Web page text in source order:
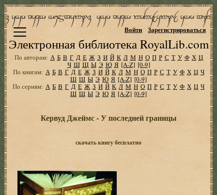
Электронная библиотека RoyalLib.com
Войти Зарегистрироваться
По авторам: А Б В Г Д Е Ж З И Й К Л М Н О П Р С Т У Ф Х Ц
Ч Ш Щ Ы Э Ю Я [A-Z] [0-9]
По книгам: А Б В Г Д Е Ж З И Й К Л М Н О П Р С Т У Ф Х Ц Ч
Ш Щ Ы Э Ю Я [A-Z] [0-9]
По сериям: А Б В Г Д Е Ж З И Й К Л М Н О П Р С Т У Ф Х Ц Ч
Ш Щ Ы Э Ю Я [A-Z] [0-9]
Кервуд Джеймс - У последней границы
скачать книгу бесплатно